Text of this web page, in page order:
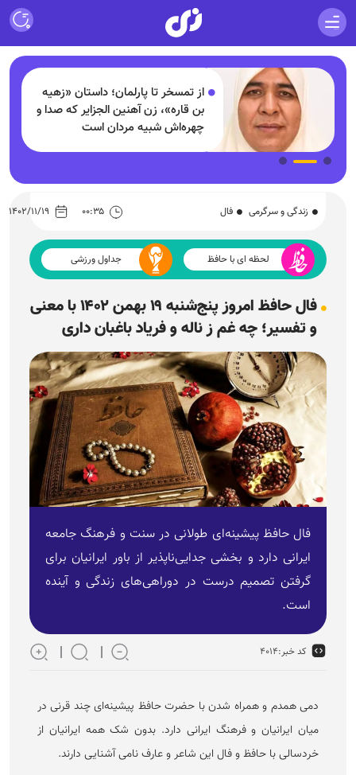
از تمسخر تا پارلمان؛ داستان «زهیه
بن قاره»، زن آهنین الجزایر که صدا و
چهره‌اش شبیه مردان است
زندگی و سرگرمی فال ۰۰:۳۵ ۱۴۰۲/۱۱/۱۹
لحظه ای با حافظ جداول ورزشی
فال حافظ امروز پنج‌شنبه ۱۹ بهمن ۱۴۰۲ با معنی
و تفسیر؛ چه غم ز ناله و فریاد باغبان داری
فال حافظ پیشینه‌ای طولانی در سنت و فرهنگ جامعه
ایرانی دارد و بخشی جدایی‌ناپذیر از باور ایرانیان برای
گرفتن تصمیم درست در دوراهی‌های زندگی و آینده
است.
کد خبر:۴۰۱۴
دمی همدم و همراه شدن با حضرت حافظ پیشینه‌ای چند قرنی در
میان ایرانیان و فرهنگ ایرانی دارد. بدون شک همه ایرانیان از
خردسالی با حافظ و فال این شاعر و عارف نامی آشنایی دارند.